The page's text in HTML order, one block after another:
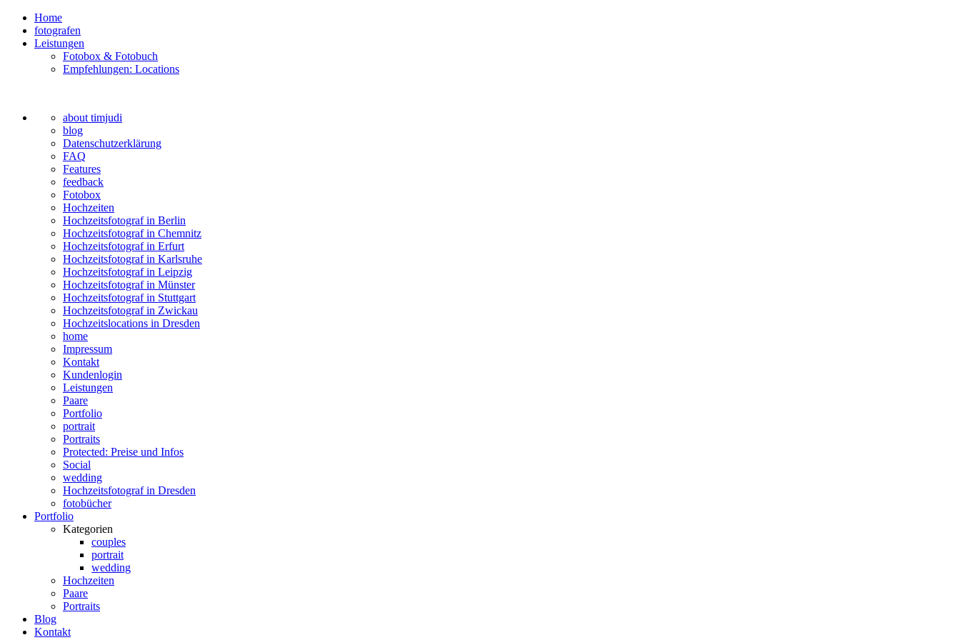
Home
fotografen
Leistungen
Fotobox & Fotobuch
Empfehlungen: Locations
about timjudi
blog
Datenschutzerklärung
FAQ
Features
feedback
Fotobox
Hochzeiten
Hochzeitsfotograf in Berlin
Hochzeitsfotograf in Chemnitz
Hochzeitsfotograf in Erfurt
Hochzeitsfotograf in Karlsruhe
Hochzeitsfotograf in Leipzig
Hochzeitsfotograf in Münster
Hochzeitsfotograf in Stuttgart
Hochzeitsfotograf in Zwickau
Hochzeitslocations in Dresden
home
Impressum
Kontakt
Kundenlogin
Leistungen
Paare
Portfolio
portrait
Portraits
Protected: Preise und Infos
Social
wedding
Hochzeitsfotograf in Dresden
fotobücher
Portfolio
Kategorien
couples
portrait
wedding
Hochzeiten
Paare
Portraits
Blog
Kontakt